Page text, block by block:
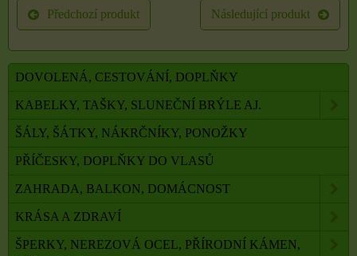
Předchozí produkt Následující produkt
DOVOLENÁ, CESTOVÁNÍ, DOPLŇKY
KABELKY, TAŠKY, SLUNEČNÍ BRÝLE AJ.
ŠÁLY, ŠÁTKY, NÁKRČNÍKY, PONOŽKY
PŘÍČESKY, DOPLŇKY DO VLASŮ
ZAHRADA, BALKON, DOMÁCNOST
KRÁSA A ZDRAVÍ
ŠPERKY, NEREZOVÁ OCEL, PŘÍRODNÍ KÁMEN,